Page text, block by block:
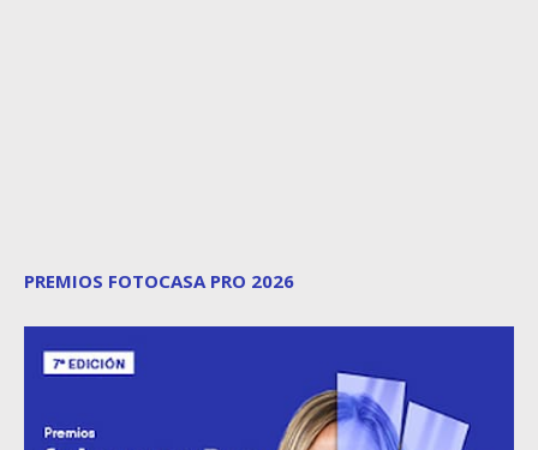
PREMIOS FOTOCASA PRO 2026